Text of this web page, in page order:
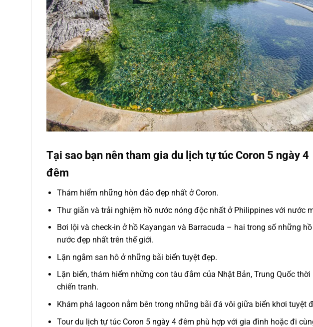
Tại sao bạn nên tham gia du lịch tự túc Coron 5 ngày 4
đêm
Thám hiểm những hòn đảo đẹp nhất ở Coron.
Thư giãn và trải nghiệm hồ nước nóng độc nhất ở Philippines với nước
Bơi lội và check-in ở hồ Kayangan và Barracuda – hai trong số những hồ
nước đẹp nhất trên thế giới.
Lặn ngắm san hô ở những bãi biển tuyệt đẹp.
Lặn biển, thám hiểm những con tàu đắm của Nhật Bản, Trung Quốc thời
chiến tranh.
Khám phá lagoon nằm bên trong những bãi đá vôi giữa biển khơi tuyệt
Tour du lịch tự túc Coron 5 ngày 4 đêm phù hợp với gia đình hoặc đi